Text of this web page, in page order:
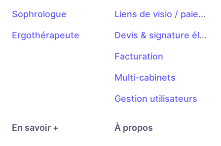
Sophrologue
Ergothérapeute
Liens de visio / paiement
Devis & signature électronique
Facturation
Multi-cabinets
Gestion utilisateurs
En savoir + À propos